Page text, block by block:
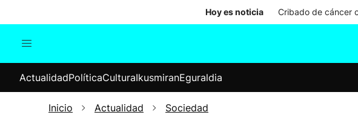
Hoy es noticia Cribado de cáncer
Internacional
Elecciones
ActualidadPolíticaCulturaIkusmiranEguraldia
Inicio Actualidad Sociedad